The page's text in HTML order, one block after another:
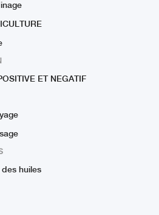
ET NEGATIF
huiles